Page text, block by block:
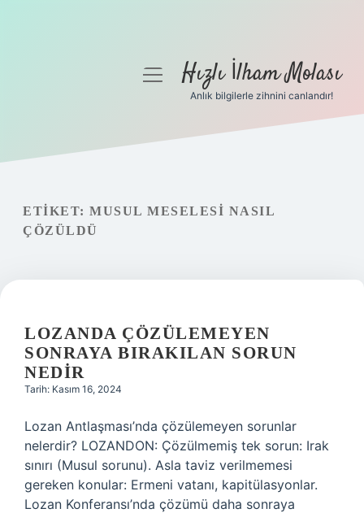
Gizlilik Politikası
Hakkımızda
menüyüHızlı İlham Molası
Anlık bilgilerle zihnini canlandır!
ETIKET: MUSUL MESELESI NASIL
ÇÖZÜLDÜ
LOZANDA ÇÖZÜLEMEYEN
SONRAYA BIRAKILAN SORUN
NEDIR
Tarih: Kasım 16, 2024
Lozan Antlaşması’nda çözülemeyen sorunlar
nelerdir? LOZANDON: Çözülmemiş tek sorun: Irak
sınırı (Musul sorunu). Asla taviz verilmemesi
gereken konular: Ermeni vatanı, kapitülasyonlar.
Lozan Konferansı’nda çözümü daha sonraya